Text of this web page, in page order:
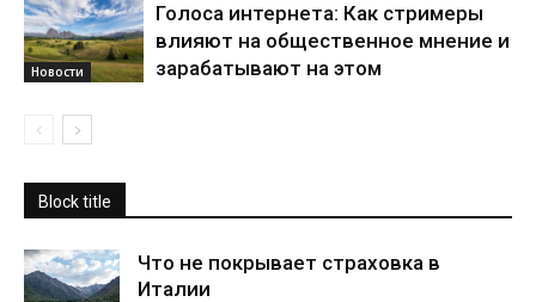
Новости
Голоса интернета: Как стримеры
влияют на общественное мнение и
зарабатывают на этом
Block title
Что не покрывает страховка в
Италии